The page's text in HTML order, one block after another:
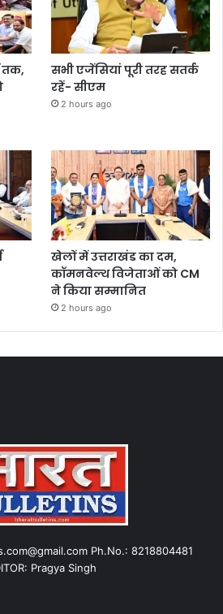
तक,
सभी एजेंसियां पूरी तरह सतर्क
रहें- सीएम
2 hours ago
खेलों में उत्तराखंड का दम,
कॉमनवेल्थ विजेताओं को CM
ने किया सम्मानित
2 hours ago
Ph.No.: 8218804481
Pragya Singh